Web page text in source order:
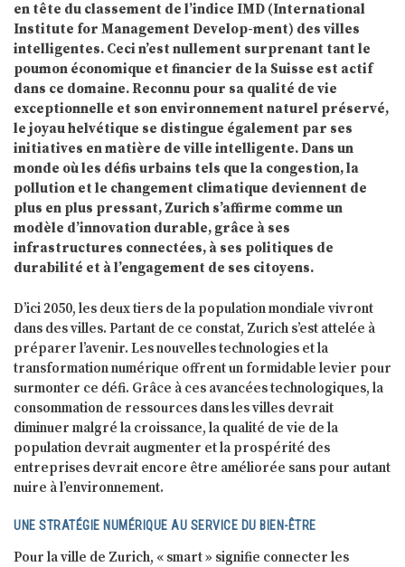
en tête du classement de l’indice IMD (International
Institute for Management Develop-ment) des villes
intelligentes. Ceci n’est nullement surprenant tant le
poumon économique et financier de la Suisse est actif
dans ce domaine. Reconnu pour sa qualité de vie
exceptionnelle et son environnement naturel préservé,
le joyau helvétique se distingue également par ses
initiatives en matière de ville intelligente. Dans un
monde où les défis urbains tels que la congestion, la
pollution et le changement climatique deviennent de
plus en plus pressant, Zurich s’affirme comme un
modèle d’innovation durable, grâce à ses
infrastructures connectées, à ses politiques de
durabilité et à l’engagement de ses citoyens.
D’ici 2050, les deux tiers de la population mondiale vivront
dans des villes. Partant de ce constat, Zurich s’est attelée à
préparer l’avenir. Les nouvelles technologies et la
transformation numérique offrent un formidable levier pour
surmonter ce défi. Grâce à ces avancées technologiques, la
consommation de ressources dans les villes devrait
diminuer malgré la croissance, la qualité de vie de la
population devrait augmenter et la prospérité des
entreprises devrait encore être améliorée sans pour autant
nuire à l’environnement.
UNE STRATÉGIE NUMÉRIQUE AU SERVICE DU BIEN-ÊTRE
Pour la ville de Zurich, « smart » signifie connecter les